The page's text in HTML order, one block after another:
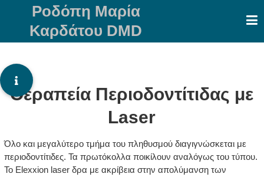
Ροδόπη Μαρία
Καρδάτου DMD
Θεραπεία Περιοδοντίτιδας με
Laser
Όλο και μεγαλύτερο τμήμα του πληθυσμού διαγιγνώσκεται με
περιοδοντίτιδες. Τα πρωτόκολλα ποικίλουν αναλόγως του τύπου.
Το Elexxion laser δρα με ακρίβεια στην απολύμανση των